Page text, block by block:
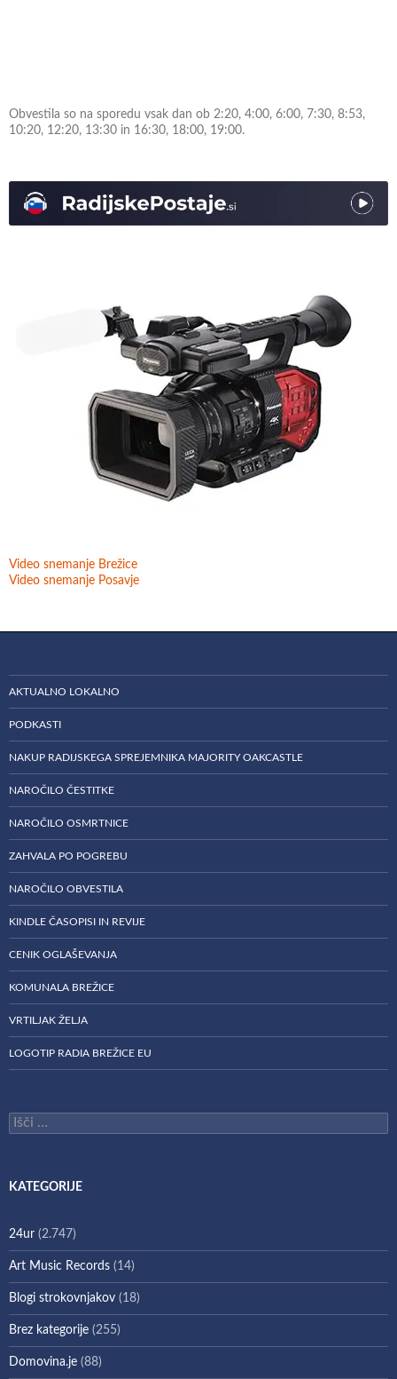
Obvestila so na sporedu vsak dan ob 2:20, 4:00, 6:00, 7:30, 8:53,
10:20, 12:20, 13:30 in 16:30, 18:00, 19:00.
Video snemanje Brežice
Video snemanje Posavje
AKTUALNO LOKALNO
PODKASTI
NAKUP RADIJSKEGA SPREJEMNIKA MAJORITY OAKCASTLE
NAROČILO ČESTITKE
NAROČILO OSMRTNICE
ZAHVALA PO POGREBU
NAROČILO OBVESTILA
KINDLE ČASOPISI IN REVIJE
CENIK OGLAŠEVANJA
KOMUNALA BREŽICE
VRTILJAK ŽELJA
LOGOTIP RADIA BREŽICE EU
Išči:
KATEGORIJE
24ur (2.747)
Art Music Records (14)
Blogi strokovnjakov (18)
Brez kategorije (255)
Domovina.je (88)